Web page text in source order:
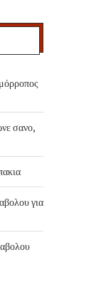
σανο,
για